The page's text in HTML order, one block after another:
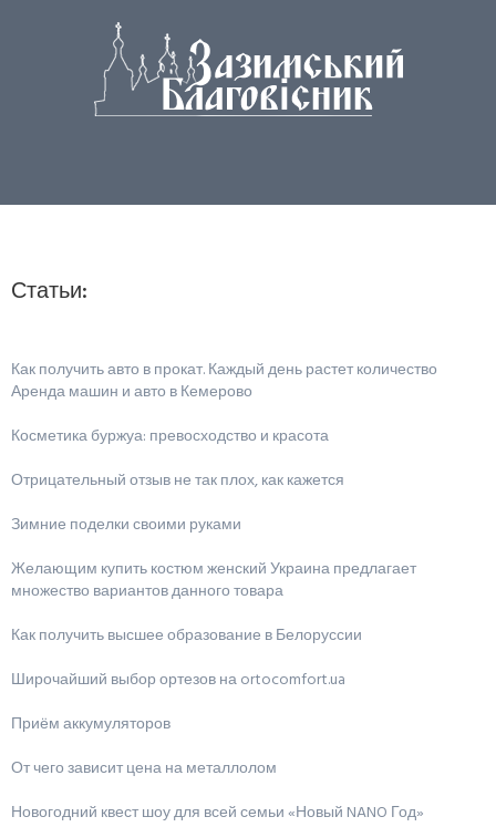
Статьи:
Как получить авто в прокат. Каждый день растет количество
Аренда машин и авто в Кемерово
Косметика буржуа: превосходство и красота
Отрицательный отзыв не так плох, как кажется
Зимние поделки своими руками
Желающим купить костюм женский Украина предлагает
множество вариантов данного товара
Как получить высшее образование в Белоруссии
Широчайший выбор ортезов на ortocomfort.ua
Приём аккумуляторов
От чего зависит цена на металлолом
Новогодний квест шоу для всей семьи «Новый NANO Год»